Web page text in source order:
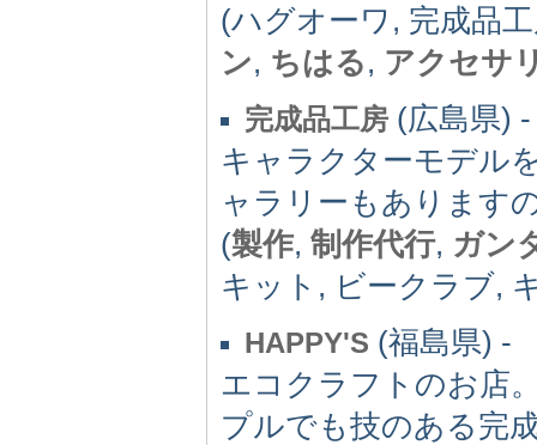
(ハグオーワ, 完成品
ン, ちはる, アクセサ
完成品工房 (広島県) -
キャラクターモデル
ャラリーもあります
(製作, 制作代行, ガン
キット, ビークラブ,
HAPPY'S (福島県) -
エコクラフトのお店
プルでも技のある完